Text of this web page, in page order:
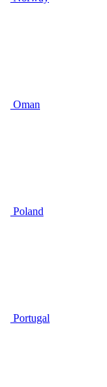
Oman
Poland
Portugal